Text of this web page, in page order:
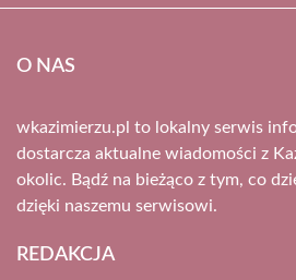
O NAS
wkazimierzu.pl to lokalny serwis
dostarcza aktualne wiadomości z
okolic. Bądź na bieżąco z tym, co
dzięki naszemu serwisowi.
REDAKCJA